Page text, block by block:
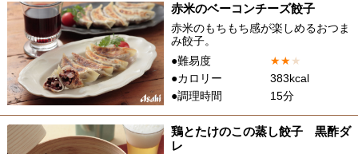
赤米のベーコンチーズ餃子
赤米のもちもち感が楽しめるおつま
み餃子。
●難易度
★★★
●カロリー
383kcal
●調理時間
15分
鶏とたけのこの蒸し餃子 黒酢ダ
レ